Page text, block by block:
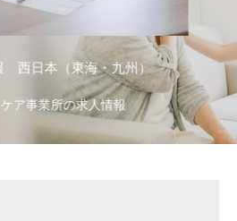
日本（東海・九州）
事業所の求人情報